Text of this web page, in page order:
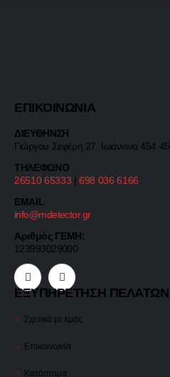
ΕΠΙΚΟΙΝΩΝΙΑ
ΔΙΕΥΘΗΝΣΗ
Γιώργου Σεφέρη 27, Ιωάννινα 454 45
ΤΗΛΕΦΩΝΟ
26510 65333 |698 036 6166
EMAIL
info@mdetector.gr
Αριθμός ΓΕΜΗ:
123993029000
ΕΞΥΠΗΡΕΤΗΣΗ ΠΕΛΑΤΩΝ
Σχετικά με εμάς
Επικοινωνία
Κατάστημα